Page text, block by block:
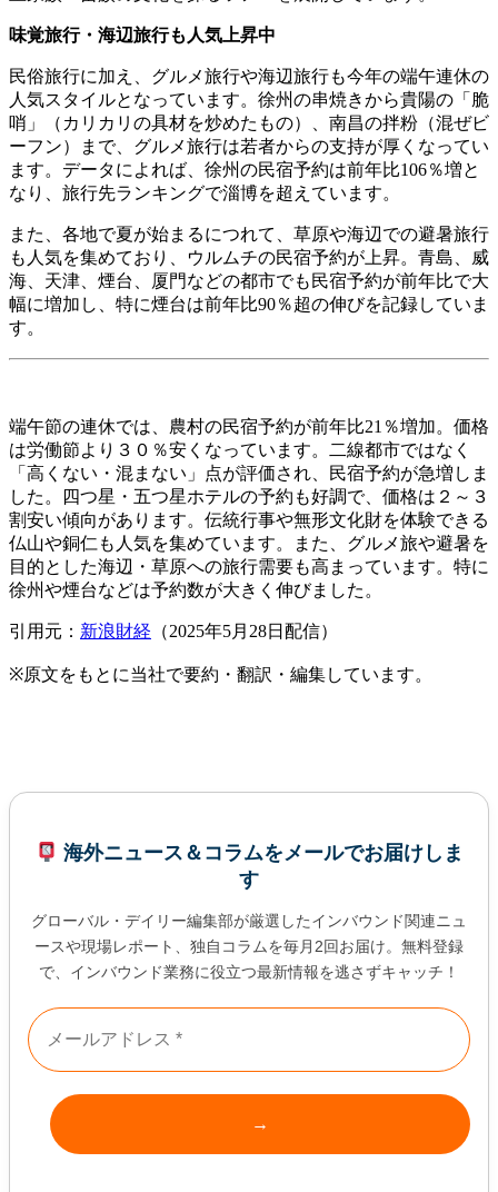
味覚旅行・海辺旅行も人気上昇中
民俗旅行に加え、グルメ旅行や海辺旅行も今年の端午連休の
人気スタイルとなっています。徐州の串焼きから貴陽の「脆
哨」（カリカリの具材を炒めたもの）、南昌の拌粉（混ぜビ
ーフン）まで、グルメ旅行は若者からの支持が厚くなってい
ます。データによれば、徐州の民宿予約は前年比106％増と
なり、旅行先ランキングで淄博を超えています。
また、各地で夏が始まるにつれて、草原や海辺での避暑旅行
も人気を集めており、ウルムチの民宿予約が上昇。青島、威
海、天津、煙台、厦門などの都市でも民宿予約が前年比で大
幅に増加し、特に煙台は前年比90％超の伸びを記録していま
す。
端午節の連休では、農村の民宿予約が前年比21％増加。価格
は労働節より３０％安くなっています。二線都市ではなく
「高くない・混まない」点が評価され、民宿予約が急増しま
した。四つ星・五つ星ホテルの予約も好調で、価格は２～３
割安い傾向があります。伝統行事や無形文化財を体験できる
仏山や銅仁も人気を集めています。また、グルメ旅や避暑を
目的とした海辺・草原への旅行需要も高まっています。特に
徐州や煙台などは予約数が大きく伸びました。
引用元： 新浪財経 （2025年5月28日配信）
※原文をもとに当社で要約・翻訳・編集しています。
海外ニュース＆コラムをメールでお届けしま
す
グローバル・デイリー編集部が厳選したインバウンド関連ニュ
ースや現場レポート、独自コラムを毎月2回お届け。無料登録
で、インバウンド業務に役立つ最新情報を逃さずキャッチ！